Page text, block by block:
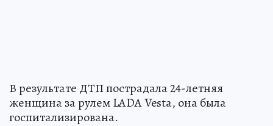
В результате ДТП пострадала 24-летняя
женщина за рулем LADA Vesta, она была
госпитализирована.